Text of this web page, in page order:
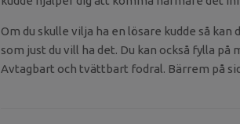
Om du skulle vilja ha en lösare kudde så
som just du vill ha det. Du kan också fylla
Avtagbart och tvättbart fodral. Bärrem på